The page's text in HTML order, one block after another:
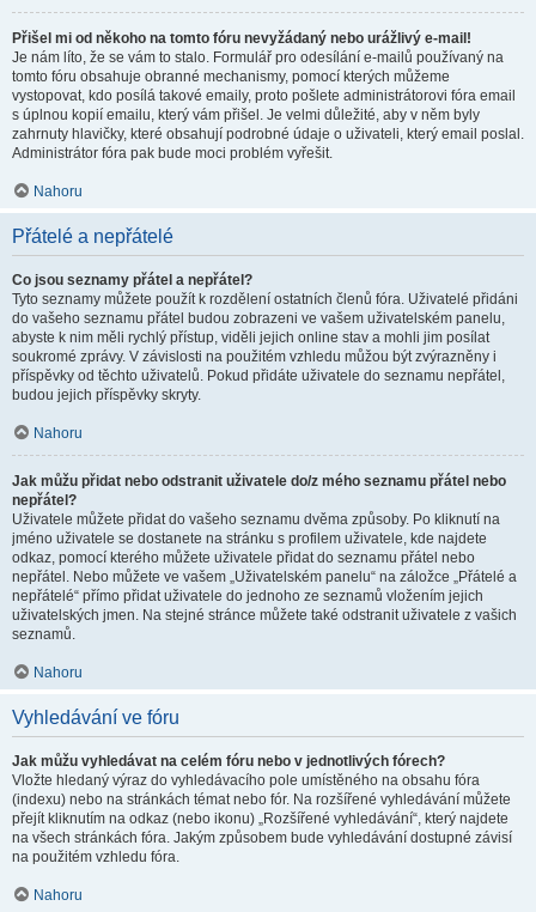
Přišel mi od někoho na tomto fóru nevyžádaný nebo urážlivý e-mail!
Je nám líto, že se vám to stalo. Formulář pro odesílání e-mailů používaný na
tomto fóru obsahuje obranné mechanismy, pomocí kterých můžeme
vystopovat, kdo posílá takové emaily, proto pošlete administrátorovi fóra email
s úplnou kopií emailu, který vám přišel. Je velmi důležité, aby v něm byly
zahrnuty hlavičky, které obsahují podrobné údaje o uživateli, který email poslal.
Administrátor fóra pak bude moci problém vyřešit.
Nahoru
Přátelé a nepřátelé
Co jsou seznamy přátel a nepřátel?
Tyto seznamy můžete použít k rozdělení ostatních členů fóra. Uživatelé přidáni
do vašeho seznamu přátel budou zobrazeni ve vašem uživatelském panelu,
abyste k nim měli rychlý přístup, viděli jejich online stav a mohli jim posílat
soukromé zprávy. V závislosti na použitém vzhledu můžou být zvýrazněny i
příspěvky od těchto uživatelů. Pokud přidáte uživatele do seznamu nepřátel,
budou jejich příspěvky skryty.
Nahoru
Jak můžu přidat nebo odstranit uživatele do/z mého seznamu přátel nebo
nepřátel?
Uživatele můžete přidat do vašeho seznamu dvěma způsoby. Po kliknutí na
jméno uživatele se dostanete na stránku s profilem uživatele, kde najdete
odkaz, pomocí kterého můžete uživatele přidat do seznamu přátel nebo
nepřátel. Nebo můžete ve vašem „Uživatelském panelu“ na záložce „Přátelé a
nepřátelé“ přímo přidat uživatele do jednoho ze seznamů vložením jejich
uživatelských jmen. Na stejné stránce můžete také odstranit uživatele z vašich
seznamů.
Nahoru
Vyhledávání ve fóru
Jak můžu vyhledávat na celém fóru nebo v jednotlivých fórech?
Vložte hledaný výraz do vyhledávacího pole umístěného na obsahu fóra
(indexu) nebo na stránkách témat nebo fór. Na rozšířené vyhledávání můžete
přejít kliknutím na odkaz (nebo ikonu) „Rozšířené vyhledávání“, který najdete
na všech stránkách fóra. Jakým způsobem bude vyhledávání dostupné závisí
na použitém vzhledu fóra.
Nahoru